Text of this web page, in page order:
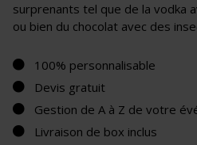
surprenants tel que de la vodka
ou bien du chocolat avec des
100% personnalisable
Devis gratuit
Gestion de A à Z de votre
Livraison de box inclus